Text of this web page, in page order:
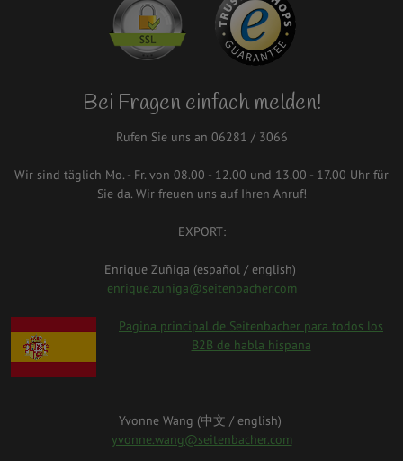
Bei Fragen einfach melden!
Rufen Sie uns an 06281 / 3066
Wir sind täglich Mo. - Fr. von 08.00 - 12.00 und 13.00 - 17.00 Uhr für
Sie da. Wir freuen uns auf Ihren Anruf!
EXPORT:
Enrique Zuñiga (español / english)
enrique.zuniga@seitenbacher.com
spanien.png
Pagina principal de Seitenbacher para todos los
B2B de habla hispana
Yvonne Wang (中⽂ / english)
yvonne.wang@seitenbacher.com